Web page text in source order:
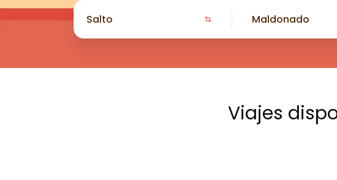
Viajes